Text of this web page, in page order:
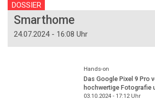
DOSSIER
Smarthome
24.07.2024 - 16:08 Uhr
Hands-on
Das Google Pixel 9 Pro
hochwertige Fotografie
03.10.2024 - 17:12Uhr